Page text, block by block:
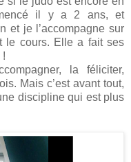
il y a 2 ans, et
et je l’accompagne sur
le cours. Elle a fait ses
!
la féliciter,
Mais c’est avant tout,
discipline qui est plus